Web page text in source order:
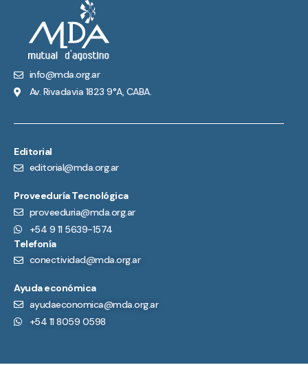
info@mda.org.ar
Av. Rivadavia 1823 9°A, CABA.
Editorial
editorial@mda.org.ar
Proveeduría Tecnológica
proveeduria@mda.org.ar
+54 9 11 5639-1574
Telefonía
conectividad@mda.org.ar
Ayuda económica
ayudaeconomica@mda.org.ar
+54 11 8059 0598